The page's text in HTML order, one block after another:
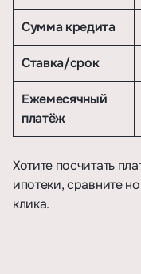
Сумма кредита
Ставка/срок
Ежемесячный
платёж
Хотите посчитать
ипотеки, сравните
клика.